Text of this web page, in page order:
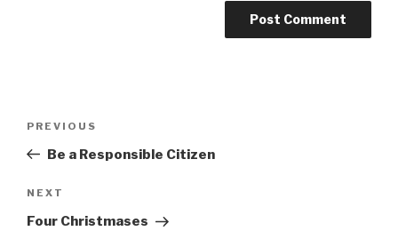
Previous
Post
PREVIOUS
Be a Responsible Citizen
Next
Post
NEXT
Four Christmases